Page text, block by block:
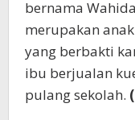
bernama
merupakan
yang berbakti
ibu berjualan
pulang sekolah.